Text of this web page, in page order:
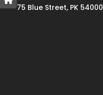
75 Blue Street, PK 54000